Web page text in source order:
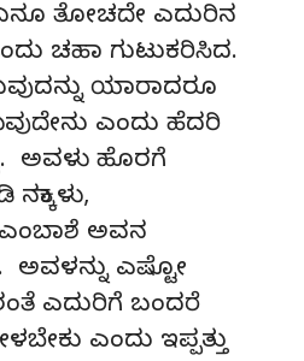
ತೋಚದೇ ಎದುರಿನ
ಚಹಾ ಗುಟುಕರಿಸಿದ.
ಯಾರಾದರೂ
ಎಂದು ಹೆದರಿ
ಅವಳು ಹೊರಗೆ
ಅವನ
ಅವಳನ್ನು ಎಷ್ಟೋ
ಎದುರಿಗೆ ಬಂದರೆ
ಎಂದು ಇಪ್ಪತ್ತು